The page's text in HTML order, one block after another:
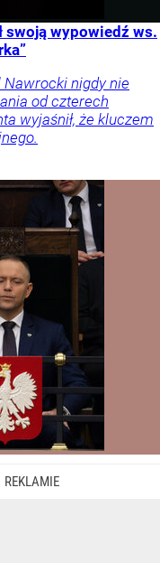
swoją wypowiedź ws.
Nawrocki nigdy nie
od czterech
wyjaśnił, że kluczem